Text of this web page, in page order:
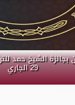
بجائزة الشيخ حمد
29 الجاري